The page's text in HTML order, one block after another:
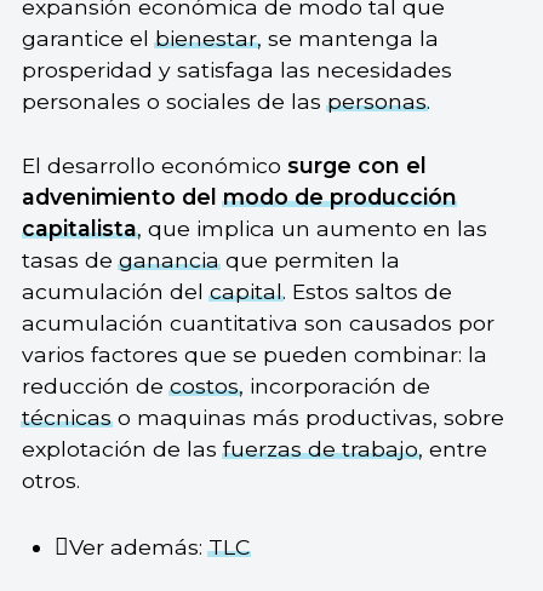
expansión económica de modo tal que
garantice elbienestar, se mantenga la
prosperidad y satisfaga las necesidades
personales o sociales de laspersonas.
El desarrollo económico surge con el
advenimiento delmodo de producción
capitalista, que implica un aumento en las
tasas degananciaque permiten la
acumulación delcapital. Estos saltos de
acumulación cuantitativa son causados por
varios factores que se pueden combinar: la
reducción decostos, incorporación de
técnicaso maquinas más productivas, sobre
explotación de lasfuerzas de trabajo, entre
otros.
Ver además:TLC